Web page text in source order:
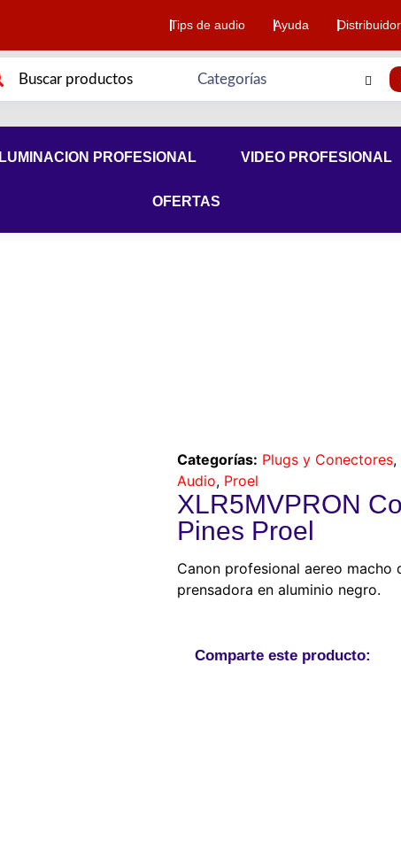
Tips de audio Ayuda
ILUMINACION PROFESIONAL VIDEO PROFESIONAL
OFERTAS
Categorías: Plugs y Conectores,
Audio, Proel
XLR5MVPRON
Pines Proel
Canon profesional aereo
prensadora en aluminio negro.
Comparte este producto: